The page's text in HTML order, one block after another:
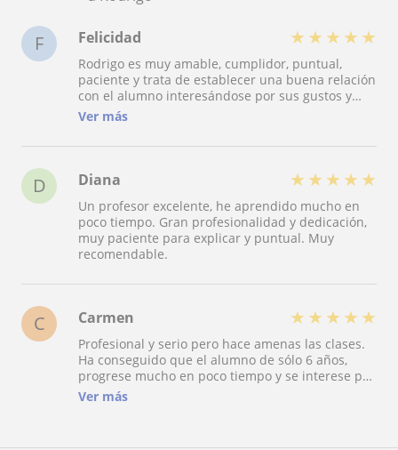
F Felicidad ★ ★ ★ ★ ★
Rodrigo es muy amable, cumplidor, puntual,
paciente y trata de establecer una buena relación
con el alumno interesándose por sus gustos y
utilizando los mismos para motivarles en las
Ver más
D Diana ★ ★ ★ ★ ★
Un profesor excelente, he aprendido mucho en
poco tiempo. Gran profesionalidad y dedicación,
muy paciente para explicar y puntual. Muy
recomendable.
C Carmen ★ ★ ★ ★ ★
Profesional y serio pero hace amenas las clases.
Ha conseguido que el alumno de sólo 6 años,
progrese mucho en poco tiempo y se interese por
un instrumento que ni conocía. Hasta el lenguaje
Ver más